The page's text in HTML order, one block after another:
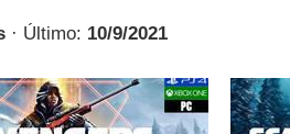
· Último: 10/9/2021